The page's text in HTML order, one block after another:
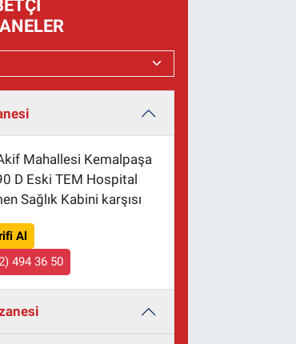
Mahallesi Kemalpaşa
D Eski TEM Hospital
Sağlık Kabini karşısı
Al
494 36 50